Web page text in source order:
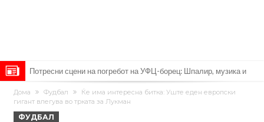
Потресни сцени на погребот на УФЦ-борец: Шпалир, музика и
аплауз кој ги расплака сите (Видео)
(ВИДЕО) Голема трагедија: Гром усмрти фудбалери, а уште 12 се
повредени
Барселона подготвува „кражба на векот“: Деко не беше во
Дома Фудбал
Ќе има интересна битка: Уште еден европски
гигант влегува во трката за Лукман
ФУДБАЛ